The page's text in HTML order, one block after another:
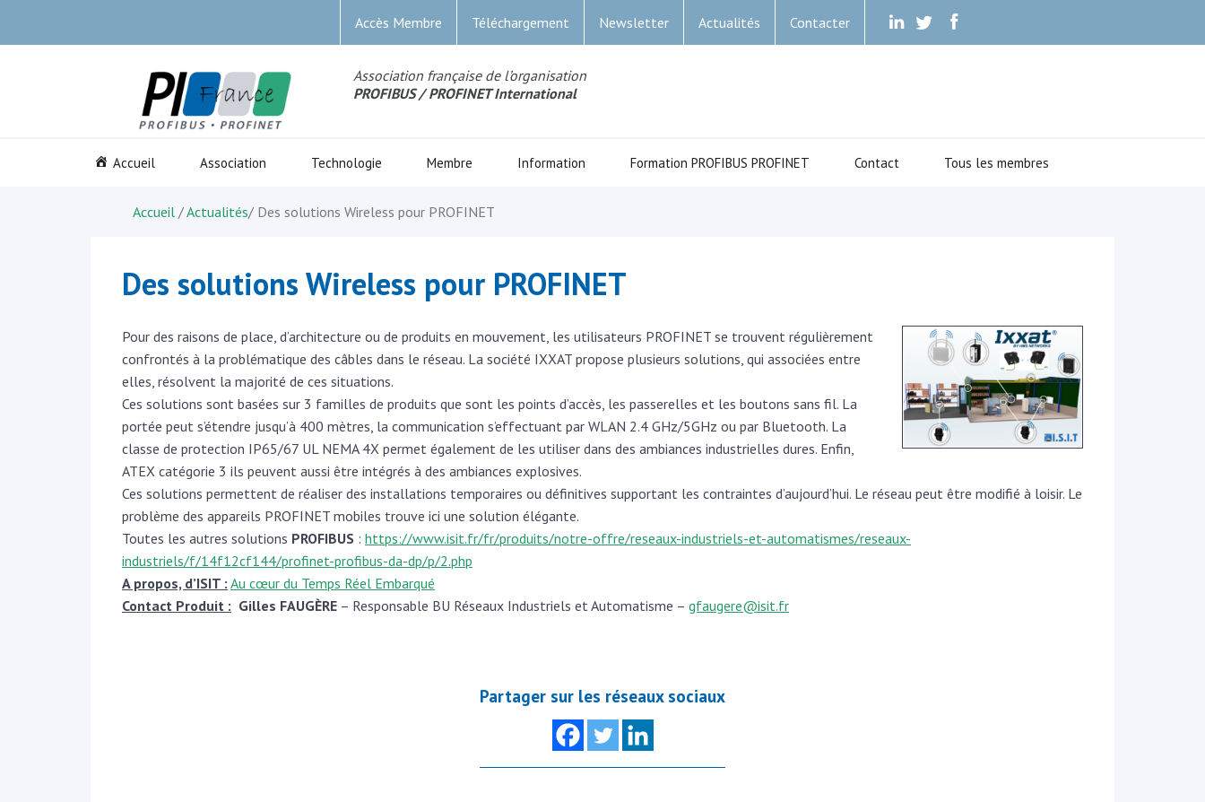
Accès Membre Téléchargement Newsletter Actualités Contacter . . .
Association française de l’organisation
PROFIBUS / PROFINET International
Accueil Association Technologie Membre Information Formation PROFIBUS PROFINET Contact Tous les membres
Accueil /Actualités/ Des solutions Wireless pour PROFINET
Des solutions Wireless pour PROFINET
Pour des raisons de place, d’architecture ou de produits en mouvement, les utilisateurs PROFINET se trouvent régulièrement
confrontés à la problématique des câbles dans le réseau. La société IXXAT propose plusieurs solutions, qui associées entre
elles, résolvent la majorité de ces situations.
Ces solutions sont basées sur 3 familles de produits que sont les points d’accès, les passerelles et les boutons sans fil. La
portée peut s’étendre jusqu’à 400 mètres, la communication s’effectuant par WLAN 2.4 GHz/5GHz ou par Bluetooth. La
classe de protection IP65/67 UL NEMA 4X permet également de les utiliser dans des ambiances industrielles dures. Enfin,
ATEX catégorie 3 ils peuvent aussi être intégrés à des ambiances explosives.
Ces solutions permettent de réaliser des installations temporaires ou définitives supportant les contraintes d’aujourd’hui. Le réseau peut être modifié à loisir. Le
problème des appareils PROFINET mobiles trouve ici une solution élégante.
Toutes les autres solutions PROFIBUS : https://www.isit.fr/fr/produits/notre-offre/reseaux-industriels-et-automatismes/reseaux-
industriels/f/14f12cf144/profinet-profibus-da-dp/p/2.php
A propos, d’ISIT : Au cœur du Temps Réel Embarqué
Contact Produit : Gilles FAUGÈRE – Responsable BU Réseaux Industriels et Automatisme – gfaugere@isit.fr
Partager sur les réseaux sociaux